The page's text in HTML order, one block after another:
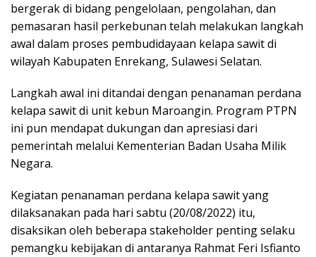
bergerak di bidang pengelolaan, pengolahan, dan
pemasaran hasil perkebunan telah melakukan langkah
awal dalam proses pembudidayaan kelapa sawit di
wilayah Kabupaten Enrekang, Sulawesi Selatan.
Langkah awal ini ditandai dengan penanaman perdana
kelapa sawit di unit kebun Maroangin. Program PTPN
ini pun mendapat dukungan dan apresiasi dari
pemerintah melalui Kementerian Badan Usaha Milik
Negara.
Kegiatan penanaman perdana kelapa sawit yang
dilaksanakan pada hari sabtu (20/08/2022) itu,
disaksikan oleh beberapa stakeholder penting selaku
pemangku kebijakan di antaranya Rahmat Feri Isfianto